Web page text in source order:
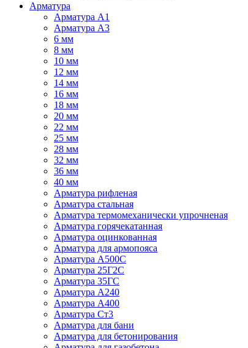
Арматура
Арматура А1
Арматура А3
6 мм
8 мм
10 мм
12 мм
14 мм
16 мм
18 мм
20 мм
22 мм
25 мм
28 мм
32 мм
36 мм
40 мм
Арматура рифленая
Арматура стальная
Арматура термомеханически упрочненая
Арматура горячекатанная
Арматура оцинкованная
Арматура для армопояса
Арматура A500С
Арматура 25Г2С
Арматура 35ГС
Арматура А240
Арматура А400
Арматура Ст3
Арматура для бани
Арматура для бетонирования